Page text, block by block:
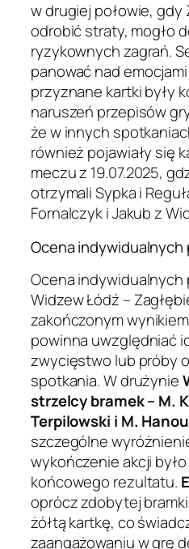
w drugiej połowie, gdy
odrobić straty, mogło
ryzykownych zagrań.
panować nad
przyznane kartki były
naruszeń przepisów
że w innych
również pojawiały się
meczu z 19.07.2025,
otrzymali Sypka i
Fornalczyk i Jakub z
Ocena indywidualnych
Ocena indywidualnych
Widzew Łódź –
zakończonym
powinna uwzględniać
zwycięstwo lub próby
spotkania. W drużynie
strzelcy bramek – M.
Terpilowski i M.
szczególne
wykończenie akcji
końcowego rezultatu.
oprócz zdobytej
żółtą kartkę, co
zaangażowaniu w grę